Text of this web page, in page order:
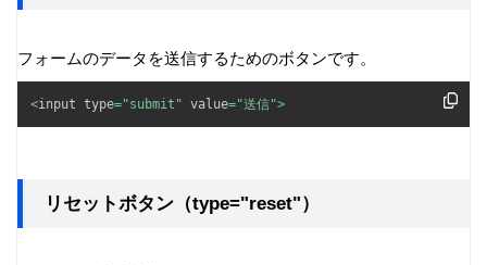
フォームのデータを送信するためのボタンです。
<input type="submit" value="送信">
リセットボタン（type="reset"）